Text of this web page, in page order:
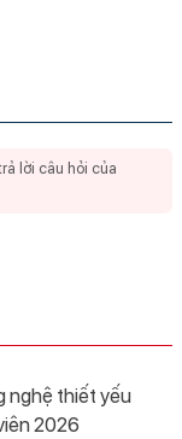
nghệ thiết yếu
2026